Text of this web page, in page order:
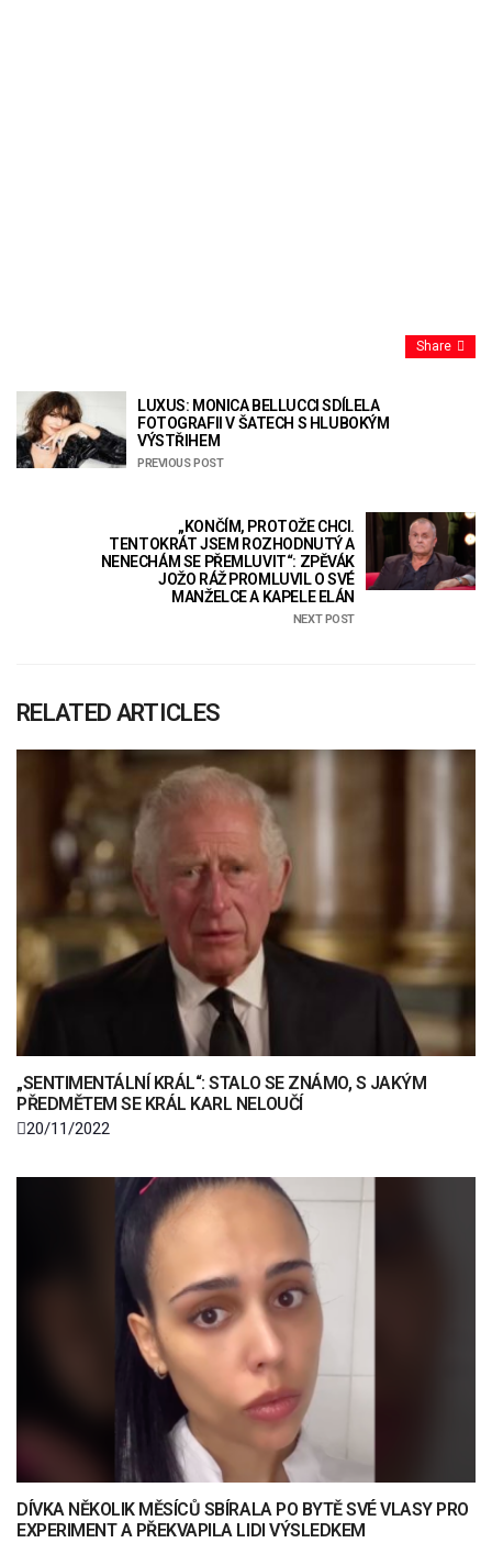
Share
LUXUS: MONICA BELLUCCI SDÍLELA
FOTOGRAFII V ŠATECH S HLUBOKÝM
VÝSTŘIHEM
PREVIOUS POST
„KONČÍM, PROTOŽE CHCI.
TENTOKRÁT JSEM ROZHODNUTÝ A
NENECHÁM SE PŘEMLUVIT“: ZPĚVÁK
JOŽO RÁŽ PROMLUVIL O SVÉ
MANŽELCE A KAPELE ELÁN
NEXT POST
RELATED ARTICLES
„SENTIMENTÁLNÍ KRÁL“: STALO SE ZNÁMO, S JAKÝM
PŘEDMĚTEM SE KRÁL KARL NELOUČÍ
20/11/2022
DÍVKA NĚKOLIK MĚSÍCŮ SBÍRALA PO BYTĚ SVÉ VLASY PRO
EXPERIMENT A PŘEKVAPILA LIDI VÝSLEDKEM